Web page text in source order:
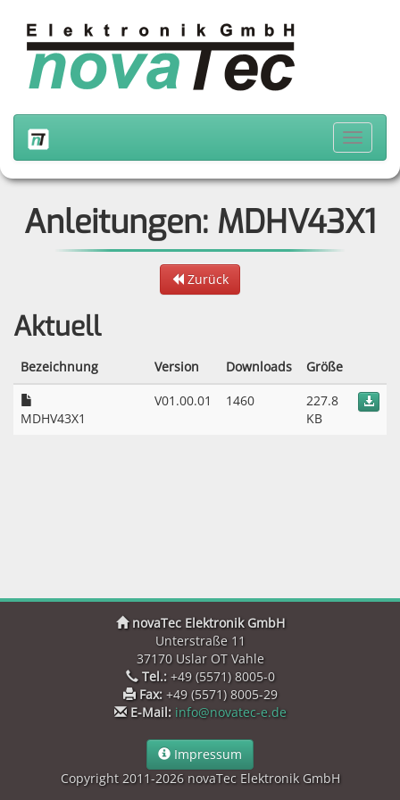
Anleitungen: MDHV43X1
Zurück
Aktuell
Bezeichnung Version Downloads Größe
MDHV43X1
V01.00.01 1460
227.8
KB
novaTec Elektronik GmbH
Unterstraße 11
37170 Uslar OT Vahle
Tel.:+49 (5571) 8005-0
Fax:+49 (5571) 8005-29
E-Mail: info@novatec-e.de
Impressum
Copyright 2011-2026 novaTec Elektronik GmbH